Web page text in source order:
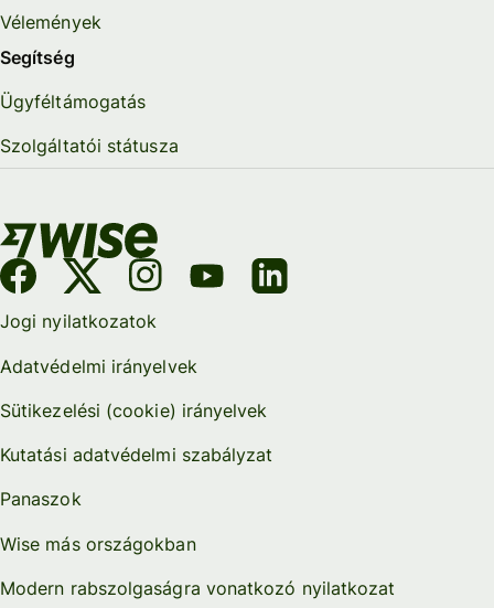
Vélemények
Segítség
Ügyféltámogatás
Szolgáltatói státusza
Jogi nyilatkozatok
Adatvédelmi irányelvek
Sütikezelési (cookie) irányelvek
Kutatási adatvédelmi szabályzat
Panaszok
Wise más országokban
Modern rabszolgaságra vonatkozó nyilatkozat